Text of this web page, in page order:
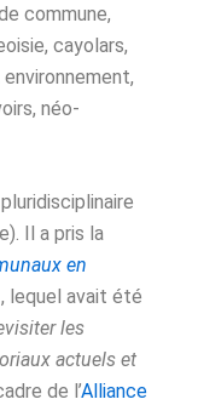
commune,
cayolars,
néo-
Il a pris la
en
lequel avait été
les
actuels et
de l’Alliance